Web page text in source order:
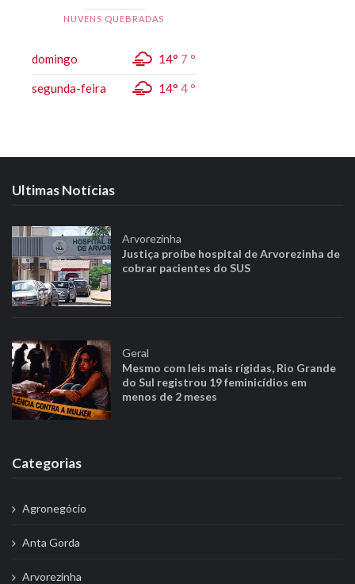
NUVENS QUEBRADAS
domingo 14° 7 °
segunda-feira 14° 4 °
Ultimas Notícias
Arvorezinha
Justiça proíbe hospital de Arvorezinha de
cobrar pacientes do SUS
Geral
Mesmo com leis mais rígidas, Rio Grande
do Sul registrou 19 feminicídios em
menos de 2 meses
Categorias
Agronegócio
Anta Gorda
Arvorezinha